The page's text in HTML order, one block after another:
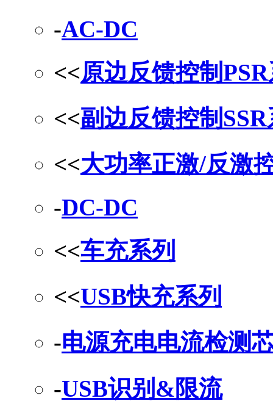
-AC-DC
<<原边反馈控制
<<副边反馈控制
<<大功率正激/反激
-DC-DC
<<车充系列
<<USB快充系列
-电源充电电流检测
-USB识别&限流